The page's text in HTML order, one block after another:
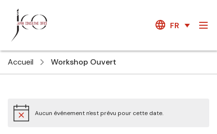
FR
Accueil Workshop Ouvert
Aucun événement n'est prévu pour cette date.